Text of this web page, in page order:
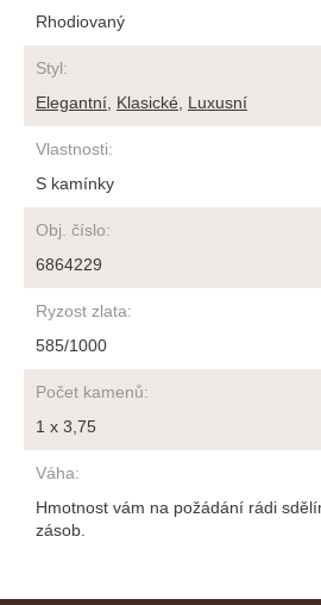
Rhodiovaný
Styl:
Elegantní Klasické Luxusní
Vlastnosti:
S kamínky
Obj. číslo:
6864229
Ryzost zlata:
585/1000
Počet kamenů:
1 x 3,75
Váha:
Hmotnost vám na požádání rádi
zásob.